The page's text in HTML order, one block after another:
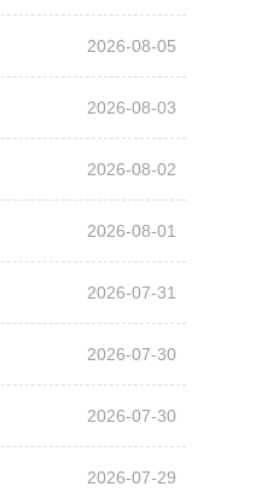
2026-08-05
2026-08-03
2026-08-02
2026-08-01
2026-07-31
2026-07-30
2026-07-30
2026-07-29